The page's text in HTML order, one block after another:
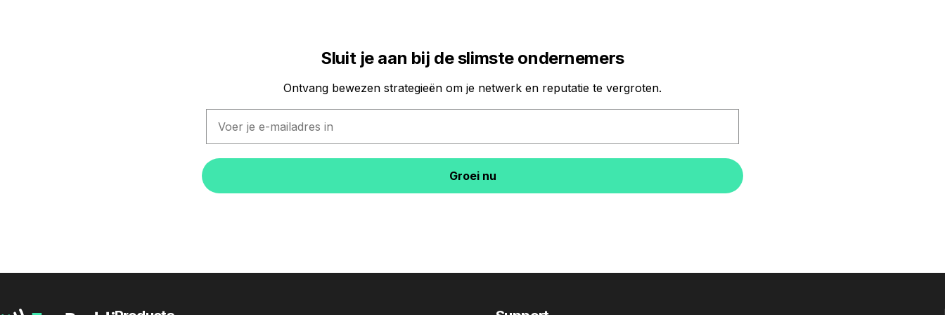
Sluit je aan bij de slimste ondernemers
Ontvang bewezen strategieën om je netwerk en reputatie te vergroten.
Groei nu